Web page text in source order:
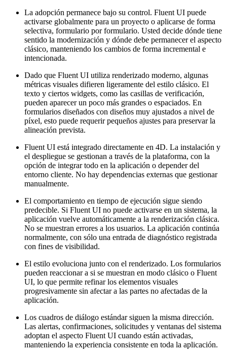
La adopción permanece bajo su control. Fluent UI puede
activarse globalmente para un proyecto o aplicarse de forma
selectiva, formulario por formulario. Usted decide dónde tiene
sentido la modernización y dónde debe permanecer el aspecto
clásico, manteniendo los cambios de forma incremental e
intencionada.
Dado que Fluent UI utiliza renderizado moderno, algunas
métricas visuales difieren ligeramente del estilo clásico. El
texto y ciertos widgets, como las casillas de verificación,
pueden aparecer un poco más grandes o espaciados. En
formularios diseñados con diseños muy ajustados a nivel de
píxel, esto puede requerir pequeños ajustes para preservar la
alineación prevista.
Fluent UI está integrado directamente en 4D. La instalación y
el despliegue se gestionan a través de la plataforma, con la
opción de integrar todo en la aplicación o depender del
entorno cliente. No hay dependencias externas que gestionar
manualmente.
El comportamiento en tiempo de ejecución sigue siendo
predecible. Si Fluent UI no puede activarse en un sistema, la
aplicación vuelve automáticamente a la renderización clásica.
No se muestran errores a los usuarios. La aplicación continúa
normalmente, con sólo una entrada de diagnóstico registrada
con fines de visibilidad.
El estilo evoluciona junto con el renderizado. Los formularios
pueden reaccionar a si se muestran en modo clásico o Fluent
UI, lo que permite refinar los elementos visuales
progresivamente sin afectar a las partes no afectadas de la
aplicación.
Los cuadros de diálogo estándar siguen la misma dirección.
Las alertas, confirmaciones, solicitudes y ventanas del sistema
adoptan el aspecto Fluent UI cuando están activadas,
manteniendo la experiencia consistente en toda la aplicación.